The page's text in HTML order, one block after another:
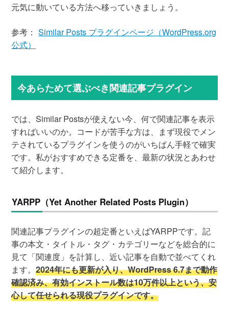
元気に動いている方法へ移っていきましょう。
参考： Similar Posts プラグインページ（WordPress.org
公式）
今あらためて選ぶべき関連記事プラグイン
では、Similar Postsが使えない今、何で関連記事を表示
すればいいのか。コードが苦手な方は、まず現役でメン
テされているプラグインを使うのがいちばん手軽で確実
です。私がおすすめできる定番を、最新の状況とあわせ
て紹介します。
YARPP（Yet Another Related Posts Plugin）
関連記事プラグインの超定番といえばYARPPです。記
事の本文・タイトル・タグ・カテゴリーなどを総合的に
見て「関連度」を計算し、近い記事を自動で並べてくれ
ます。2024年にも更新が入り、WordPress 6.7まで動作
確認済み、有効インストール数は10万件以上という、安
心して任せられる現役プラグインです。